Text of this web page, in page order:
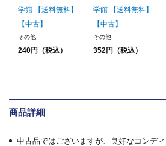
学館 【送料無料】
【中古】
その他
240円（税込）
学館 【送料無料】
【中古】
その他
352円（税込）
商品詳細
中古品ではございますが、良好なコンデ